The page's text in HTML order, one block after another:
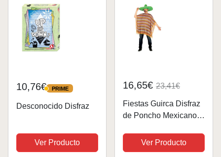
10,76€ PRIME
PRIME
Desconocido Disfraz
Ver Producto
16,65€ 23,41€
Fiestas Guirca Disfraz
de Poncho Mexicano
Ver Producto